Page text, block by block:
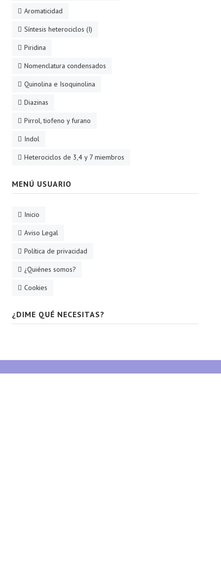
Aromaticidad
Síntesis heterociclos (I)
Piridina
Nomenclatura condensados
Quinolina e Isoquinolina
Diazinas
Pirrol, tiofeno y furano
Indol
Heterociclos de 3,4 y 7 miembros
MENÚ USUARIO
Inicio
Aviso Legal
Política de privacidad
¿Quiénes somos?
Cookies
¿DIME QUÉ NECESITAS?